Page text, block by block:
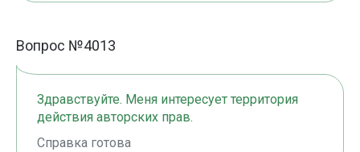
Вопрос №4013
Здравствуйте. Меня интересует территория
действия авторских прав.
Справка готова